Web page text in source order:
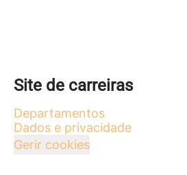
Site de carreiras
Departamentos
Dados e privacidade
Gerir cookies